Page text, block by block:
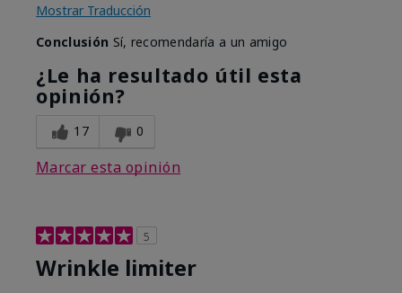
Mostrar Traducción
Conclusión Sí, recomendaría a un amigo
¿Le ha resultado útil esta
opinión?
17 0
Marcar esta opinión
5
Wrinkle limiter